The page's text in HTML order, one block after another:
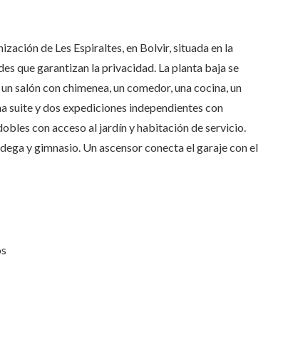
de Les Espiraltes, en Bolvir, situada en la
que garantizan la privacidad. La planta baja se
salón con chimenea, un comedor, una cocina, un
suite y dos expediciones independientes con
con acceso al jardín y habitación de servicio.
y gimnasio. Un ascensor conecta el garaje con el